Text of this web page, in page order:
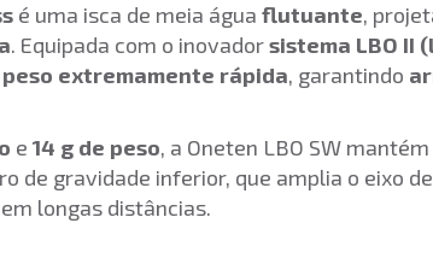
é uma isca de meia água flutuante,
. Equipada com o inovadorsistema LBO II
extremamente rápida, garantindo
e 14 g de peso, a Oneten LBO SW mantém
de gravidade inferior, que amplia o eixo
longas distâncias.